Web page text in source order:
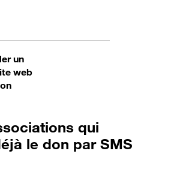
un
web
qui
le don par SMS